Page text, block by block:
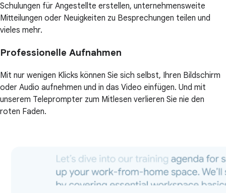
Schulungen für Angestellte erstellen, unternehmensweite
Mitteilungen oder Neuigkeiten zu Besprechungen teilen und
vieles mehr.
Professionelle Aufnahmen
Mit nur wenigen Klicks können Sie sich selbst, Ihren Bildschirm
oder Audio aufnehmen und in das Video einfügen. Und mit
unserem Teleprompter zum Mitlesen verlieren Sie nie den
roten Faden.